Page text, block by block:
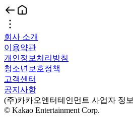
회사 소개
이용약관
개인정보처리방침
청소년보호정책
고객센터
공지사항
(주)카카오엔터테인먼트 사업자 정보
© Kakao Entertainment Corp.